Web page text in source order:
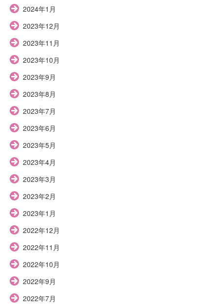
2024年1月
2023年12月
2023年11月
2023年10月
2023年9月
2023年8月
2023年7月
2023年6月
2023年5月
2023年4月
2023年3月
2023年2月
2023年1月
2022年12月
2022年11月
2022年10月
2022年9月
2022年7月